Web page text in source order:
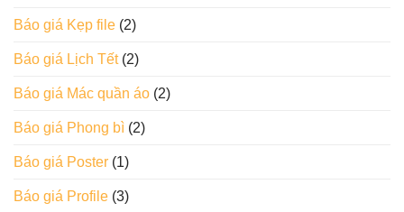
Báo giá Kẹp file (2)
Báo giá Lịch Tết(2)
Báo giá Mác quần áo (2)
Báo giá Phong bì (2)
Báo giá Poster (1)
Báo giá Profile (3)